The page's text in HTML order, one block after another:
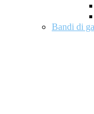
Bandi di